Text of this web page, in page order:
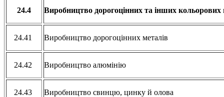
24.4 Виробництво дорогоцінних та інших кольорових
24.41 Виробництво дорогоцінних металів
24.42 Виробництво алюмінію
24.43 Виробництво свинцю, цинку й олова